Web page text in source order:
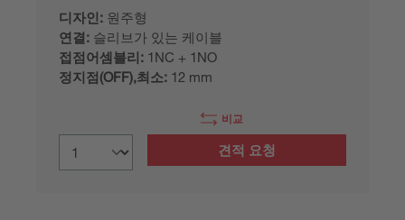
디자인: 원주형
연결: 슬리브가 있는 케이블
접점어셈블리: 1NC + 1NO
정지점(OFF),최소: 12 mm
비교
견적 요청